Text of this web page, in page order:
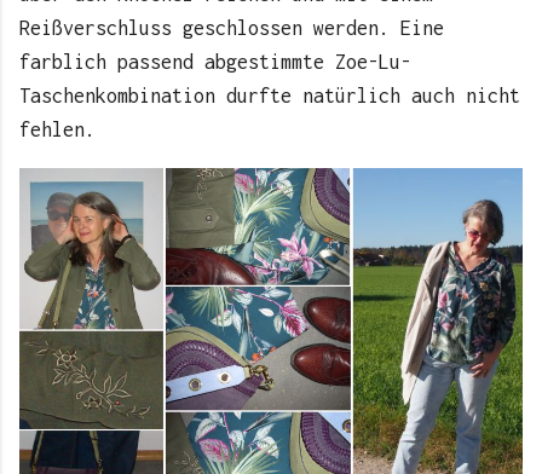
Reißverschluss geschlossen werden. Eine
farblich passend abgestimmte Zoe-Lu-
Taschenkombination durfte natürlich auch nicht
fehlen.